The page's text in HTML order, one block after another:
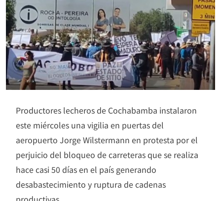
Productores lecheros de Cochabamba instalaron
este miércoles una vigilia en puertas del
aeropuerto Jorge Wilstermann en protesta por el
perjuicio del bloqueo de carreteras que se realiza
hace casi 50 días en el país generando
desabastecimiento y ruptura de cadenas